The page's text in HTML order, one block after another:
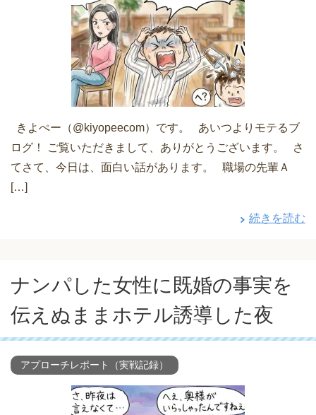
きよぺー（@kiyopeecom）です。 あいつよりモテるブ
ログ！ ご覧いただきまして、ありがとうございます。 さ
てさて、今日は、面白い話があります。 職場の先輩Ａ
[…]
続きを読む
ナンパした女性に既婚の事実を
伝えぬままホテル誘導した夜
アプローチレポート（実戦記録）